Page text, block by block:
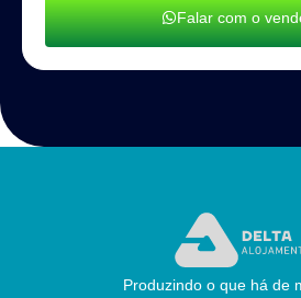
Falar com o
Produzindo o que há de